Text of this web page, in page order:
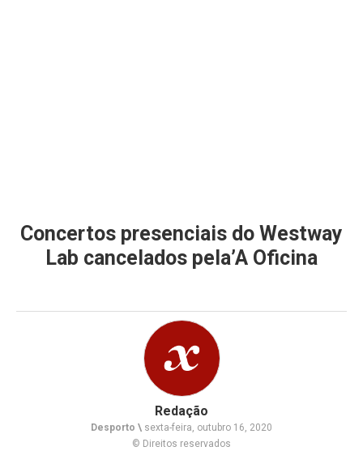
Concertos presenciais do Westway
Lab cancelados pela’A Oficina
Redação
Desporto \ sexta-feira, outubro 16, 2020
© Direitos reservados